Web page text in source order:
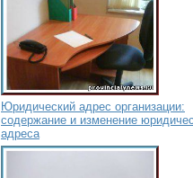
Юридический адрес организации:
содержание и изменение
адреса